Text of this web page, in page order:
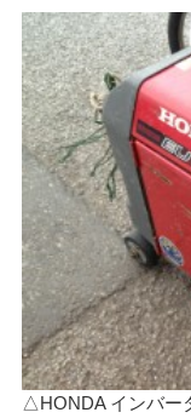
△HONDA インバー